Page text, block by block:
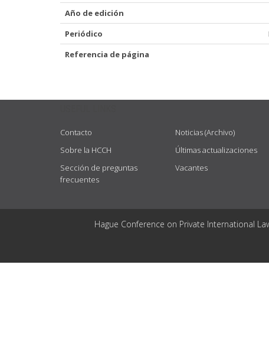
Año de edición
Periódico
Referencia de página
Contacto
Sobre la HCCH
Sección de preguntas
frecuentes
Noticias (Archivo)
Últimas actualizaciones
Vacantes
Hague Conference on Private International